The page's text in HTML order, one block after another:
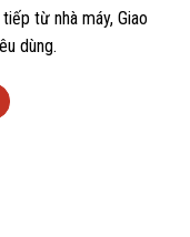
từ nhà máy, Giao
dùng.